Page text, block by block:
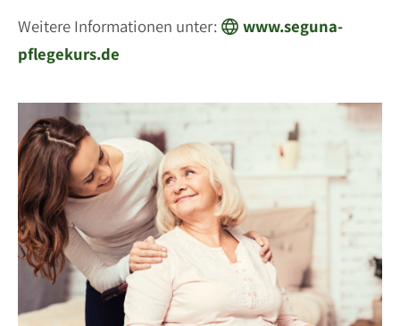
Weitere Informationen unter:
www.seguna-
pflegekurs.de